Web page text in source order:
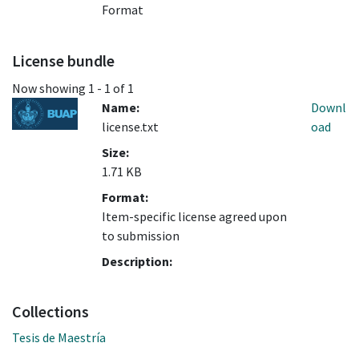
Format
License bundle
Now showing 1 - 1 of 1
Name:
license.txt
Size:
1.71 KB
Format:
Item-specific license agreed upon
to submission
Description:
Downl
oad
Collections
Tesis de Maestría